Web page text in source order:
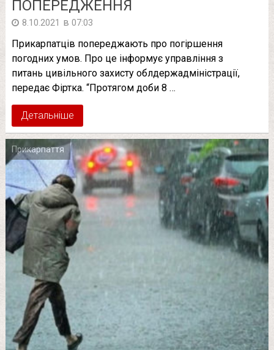
ПОПЕРЕДЖЕННЯ
8.10.2021 в 07:03
Прикарпатців попереджають про погіршення
погодних умов. Про це інформує управління з
питань цивільного захисту облдержадміністрації,
передає Фіртка. “Протягом доби 8 …
Детальніше
Прикарпаття